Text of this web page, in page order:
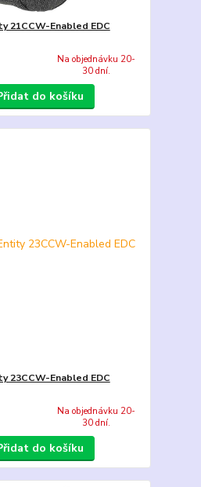
21CCW-Enabled EDC
Na objednávku 20-
30 dní.
do košíku
23CCW-Enabled EDC
Na objednávku 20-
30 dní.
do košíku